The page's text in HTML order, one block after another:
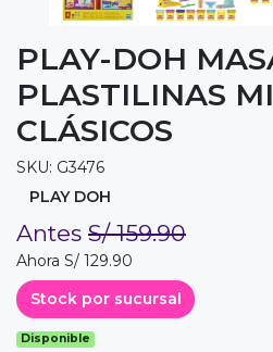
PLAY-DOH
PLASTILINAS
CLÁSICOS
SKU: G3476
PLAY DOH
Antes S/ 159.90
Ahora S/ 129.90
Stock por sucursal
Disponible